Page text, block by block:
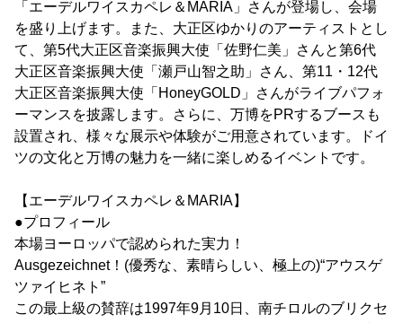
「エーデルワイスカペレ＆MARIA」さんが登場し、会場
を盛り上げます。また、大正区ゆかりのアーティストとし
て、第5代大正区音楽振興大使「佐野仁美」さんと第6代
大正区音楽振興大使「瀬戸山智之助」さん、第11・12代
大正区音楽振興大使「HoneyGOLD」さんがライブパフォ
ーマンスを披露します。さらに、万博をPRするブースも
設置され、様々な展示や体験がご用意されています。ドイ
ツの文化と万博の魅力を一緒に楽しめるイベントです。
【エーデルワイスカペレ＆MARIA】
●プロフィール
本場ヨーロッパで認められた実力！
Ausgezeichnet！(優秀な、素晴らしい、極上の)“アウスゲ
ツァイヒネト”
この最上級の賛辞は1997年9月10日、南チロルのブリクセ